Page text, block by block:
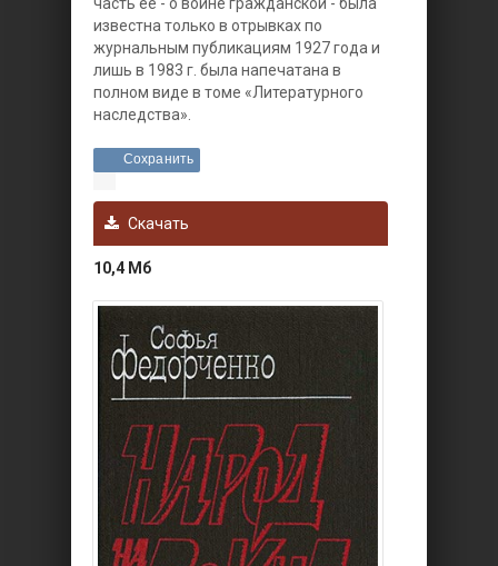
известна только в отрывках по
журнальным публикациям 1927 года и
лишь в 1983 г. была напечатана в
полном виде в томе «Литературного
наследства».
Сохранить
Скачать
10,4 Мб